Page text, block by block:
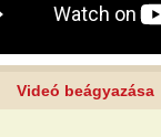
Videó beágyazása